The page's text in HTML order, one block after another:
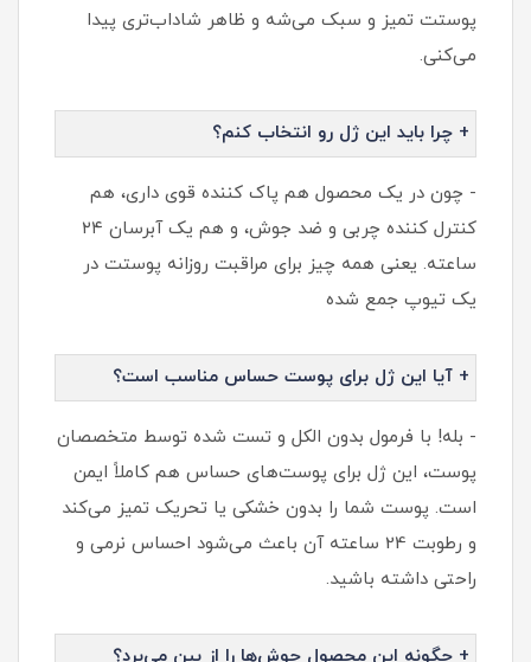
پوستت تمیز و سبک می‌شه و ظاهر شاداب‌تری پیدا
می‌کنی.
+ چرا باید این ژل رو انتخاب کنم؟
- چون در یک محصول هم پاک‌ کننده قوی داری، هم
کنترل‌ کننده چربی و ضد جوش، و هم یک آبرسان ۲۴
ساعته. یعنی همه‌ چیز برای مراقبت روزانه پوستت در
یک تیوپ جمع شده
+ آیا این ژل برای پوست حساس مناسب است؟
- بله! با فرمول بدون الکل و تست شده توسط متخصصان
پوست، این ژل برای پوست‌های حساس هم کاملاً ایمن
است. پوست شما را بدون خشکی یا تحریک تمیز می‌کند
و رطوبت 24 ساعته آن باعث می‌شود احساس نرمی و
راحتی داشته باشید.
+ چگونه این محصول جوش‌ها را از بین می‌برد؟